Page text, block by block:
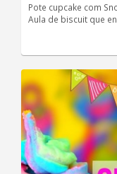
Pote cupcake com
Aula de biscuit que